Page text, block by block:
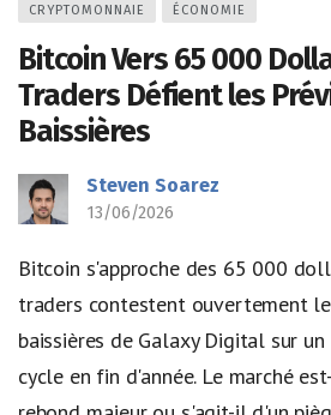
CRYPTOMONNAIE ÉCONOMIE
Bitcoin Vers 65 000
Traders Défient les
Baissières
Steven Soarez
13/06/2026
Bitcoin s'approche des 65 000
traders contestent ouvertement
baissières de Galaxy Digital sur
cycle en fin d'année. Le marché